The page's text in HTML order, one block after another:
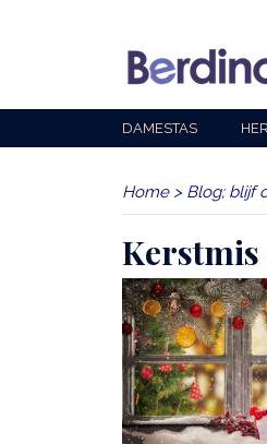
DAMESTAS
Home> Blog; blijf
Kerstmis